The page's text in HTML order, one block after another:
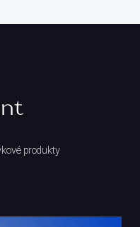
produkty